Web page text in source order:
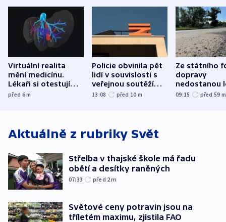
Virtuální realita
mění medicínu.
Lékaři si otestují
každý řez, říká
před 6m
Policie obvinila pět
lidí v souvislosti s
veřejnou soutěží
Správy železnic
13:08 před 10 m
Ze státního
dopravy
nedostanou
kraje na
09:15 před 59 m
Aktuálně z rubriky Svět
Střelba v thajské škole má řadu
obětí a desítky raněných
07:33 před 2m
Světové ceny potravin jsou na
tříletém maximu, zjistila FAO